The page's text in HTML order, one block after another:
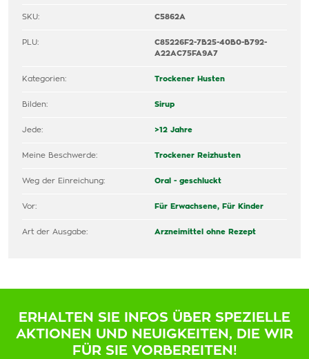
SKU: C5862A
PLU:
C85226F2-7B25-40B0-B792-
A22AC75FA9A7
Kategorien: Trockener Husten
Bilden: Sirup
Jede: >12 Jahre
Meine Beschwerde: Trockener Reizhusten
Weg der Einreichung: Oral - geschluckt
Vor: Für Erwachsene, Für Kinder
Art der Ausgabe: Arzneimittel ohne Rezept
ERHALTEN SIE INFOS ÜBER SPEZIELLE
AKTIONEN UND NEUIGKEITEN, DIE WIR
FÜR SIE VORBEREITEN!